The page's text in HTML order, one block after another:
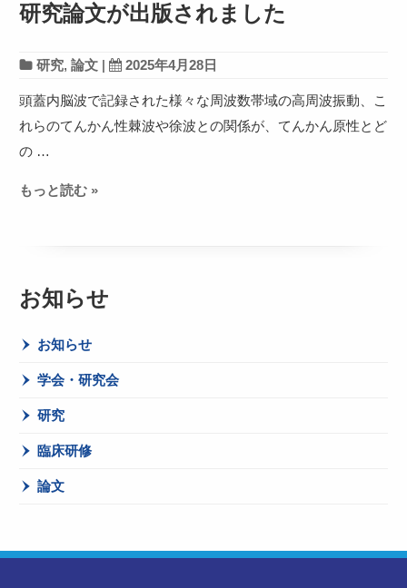
研究論文が出版されました
研究,論文 | 2025年4月28日
頭蓋内脳波で記録された様々な周波数帯域の高周波振動、こ
れらのてんかん性棘波や徐波との関係が、てんかん原性とど
の …
もっと読む »
お知らせ
お知らせ
学会・研究会
研究
臨床研修
論文